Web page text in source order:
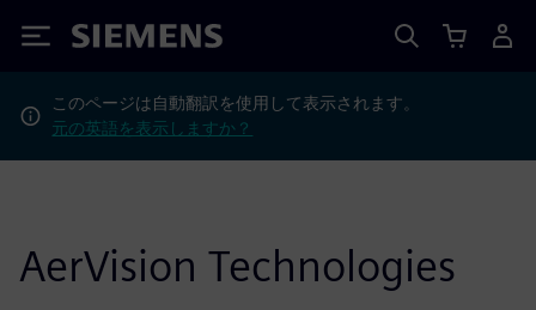
Siemens
このページは自動翻訳を使用して表示されます。
元の英語を表示しますか？
AerVision Technologies